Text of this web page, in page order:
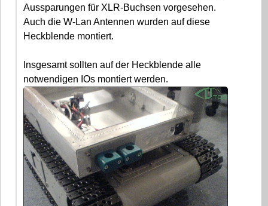
Aussparungen für XLR-Buchsen vorgesehen.
Auch die W-Lan Antennen wurden auf diese
Heckblende montiert.
Insgesamt sollten auf der Heckblende alle
notwendigen IOs montiert werden.